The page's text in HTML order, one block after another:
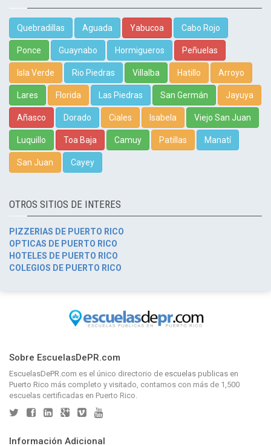
Quebradillas Aguada Yabucoa Cabo Rojo
Ponce Guaynabo Hormigueros Peñuelas
Isla Verde Rio Piedras Villalba Hatillo Arroyo
Lares Florida Las Piedras San Germán Jayuya
Añasco Dorado Ciales Isabela Viejo San Juan
Luquillo Toa Baja Camuy Patillas Manatí
San Juan Cayey
OTROS SITIOS DE INTERES
PIZZERIAS DE PUERTO RICO
OPTICAS DE PUERTO RICO
HOTELES DE PUERTO RICO
COLEGIOS DE PUERTO RICO
Sobre EscuelasDePR.com
EscuelasDePR.com es el único directorio de escuelas publicas en
Puerto Rico más completo y visitado, contamos con más de 1,500
escuelas certificadas en Puerto Rico.
Información Adicional